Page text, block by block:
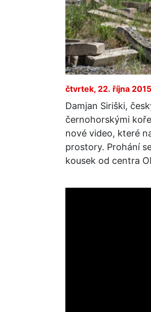
čtvrtek, 22. října
Damjan Siriški,
černohorskými
nové video, které
prostory. Prohání
kousek od centra